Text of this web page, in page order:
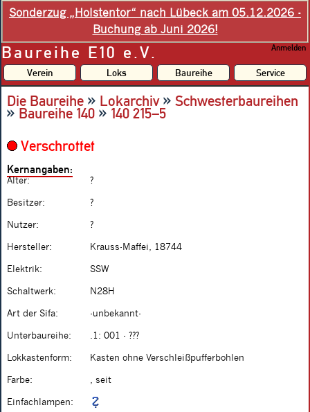
Sonderzug „Holstentor“ nach Lübeck am 05.12.2026 -
Buchung ab Juni 2026!
Baureihe E10 e.V. Anmelden
Verein Loks Baureihe Service
Die Baureihe » Lokarchiv» Schwesterbaureihen
»Baureihe 140 »140 215–5
Verschrottet
Kernangaben:
Alter: ?
Besitzer: ?
Nutzer: ?
Hersteller: Krauss-Maffei, 18744
Elektrik: SSW
Schaltwerk: N28H
Art der Sifa: -unbekannt-
Unterbaureihe: .1: 001 - ???
Lokkastenform: Kasten ohne Verschleißpufferbohlen
Farbe: , seit
Einfachlampen: